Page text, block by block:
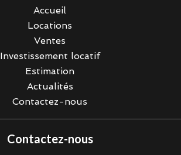
Accueil
Locations
Ventes
Investissement locatif
Estimation
Actualités
Contactez-nous
Contactez-nous